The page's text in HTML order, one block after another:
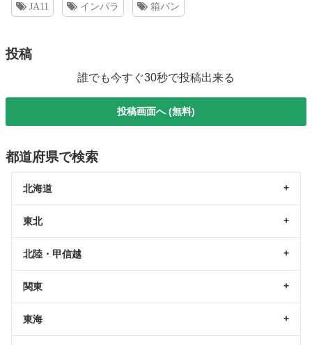
JA11 インパラ 箱バン
投稿
誰でも今すぐ30秒で投稿出来る
投稿画面へ (無料)
都道府県で検索
北海道
東北
北陸・甲信越
関東
東海